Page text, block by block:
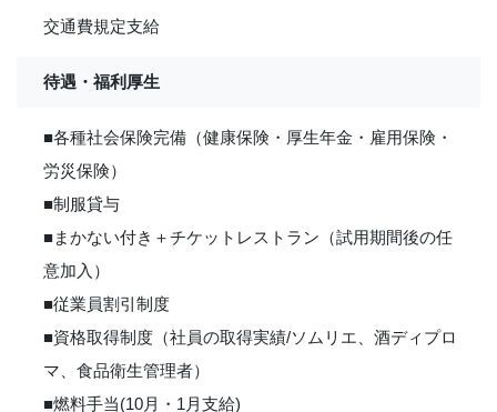
交通費規定支給
待遇・福利厚生
■各種社会保険完備（健康保険・厚生年金・雇用保険・
労災保険）
■制服貸与
■まかない付き＋チケットレストラン（試用期間後の任
意加入）
■従業員割引制度
■資格取得制度（社員の取得実績/ソムリエ、酒ディプロ
マ、食品衛生管理者）
■燃料手当(10月・1月支給)